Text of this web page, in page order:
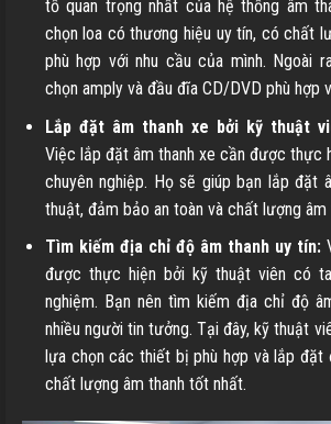
tố quan trọng nhất của hệ thống âm
chọn loa có thương hiệu uy tín, có chất
phù hợp với nhu cầu của mình. Ngoài
chọn amply và đầu đĩa CD/DVD phù hợp
Lắp đặt âm thanh xe bởi kỹ thuật
Việc lắp đặt âm thanh xe cần được thực
chuyên nghiệp. Họ sẽ giúp bạn lắp đặt
thuật, đảm bảo an toàn và chất lượng âm
Tìm kiếm địa chỉ độ âm thanh uy tín:
được thực hiện bởi kỹ thuật viên có
nghiệm. Bạn nên tìm kiếm địa chỉ độ
nhiều người tin tưởng. Tại đây, kỹ thuật
lựa chọn các thiết bị phù hợp và lắp đặt
chất lượng âm thanh tốt nhất.